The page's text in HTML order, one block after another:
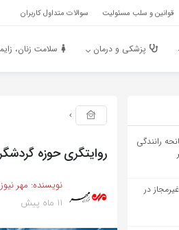
قوانین و سلب مسئولیت سوالات متداول کاربران
پزشکی و درمان سلامت زنان،
رانندگی
در
روایتگری حوزه
نویسنده: مهر نیوز
11 ماه پیش